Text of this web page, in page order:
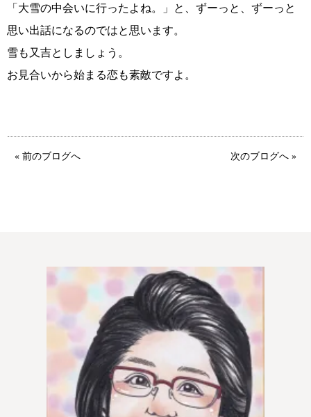
ウィッシュブログ
会社概要 プライバシーポリシー
「大雪の中会いに行ったよね。」と、ずーっと、ずーっと
思い出話になるのではと思います。
雪も又吉としましょう。
お見合いから始まる恋も素敵ですよ。
« 前のブログへ 次のブログへ »